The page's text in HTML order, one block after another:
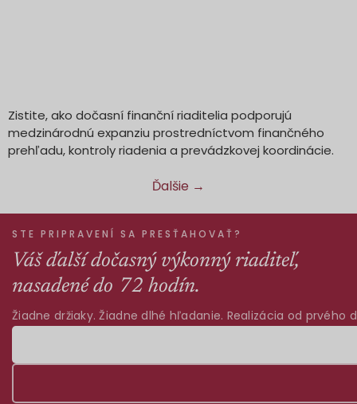
Zistite, ako dočasní finanční riaditelia podporujú
medzinárodnú expanziu prostredníctvom finančného
prehľadu, kontroly riadenia a prevádzkovej koordinácie.
Ďalšie →
STE PRIPRAVENÍ SA PRESŤAHOVAŤ?
Váš ďalší dočasný výkonný riaditeľ,
nasadené do 72 hodín.
Žiadne držiaky. Žiadne dlhé hľadanie. Realizácia od prvého